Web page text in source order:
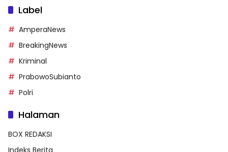
Label
AmperaNews
BreakingNews
Kriminal
PrabowoSubianto
Polri
Halaman
BOX REDAKSI
Indeks Berita